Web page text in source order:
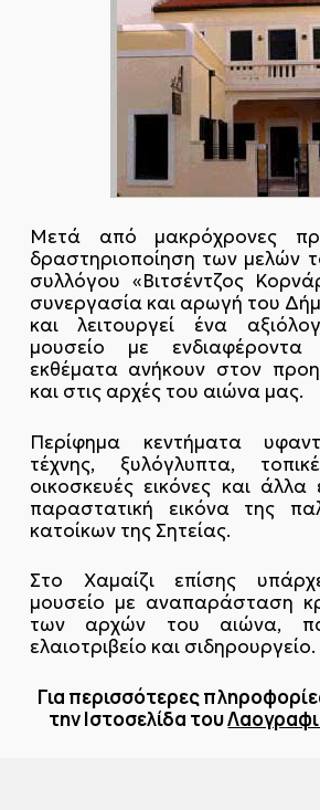
Μετά από μακρόχρονες
δραστηριοποίηση των μελών
συλλόγου «Βιτσέντζος
συνεργασία και αρωγή του
και λειτουργεί ένα
μουσείο με
εκθέματα ανήκουν στον
και στις αρχές του αιώνα μας.
Περίφημα κεντήματα
τέχνης, ξυλόγλυπτα,
οικοσκευές εικόνες και άλλα
παραστατική εικόνα της
κατοίκων της Σητείας.
Στο Χαμαίζι επίσης
μουσείο με αναπαράσταση
των αρχών του αιώνα,
ελαιοτριβείο και σιδηρουργείο.
Για περισσότερες
την Ιστοσελίδα του